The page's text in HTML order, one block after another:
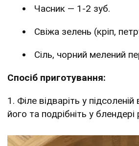
Часник — 1-2 зуб.
Свіжа зелень (кріп,
Сіль, чорний мелений
Спосіб приготування:
1. Філе відваріть у підсоленій
його та подрібніть у